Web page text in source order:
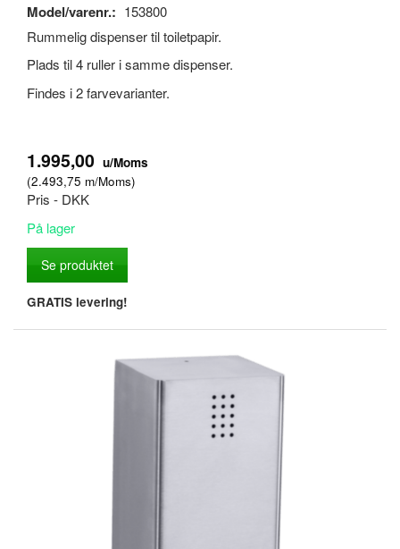
Model/varenr.: 153800
Rummelig dispenser til toiletpapir.
Plads til 4 ruller i samme dispenser.
Findes i 2 farvevarianter.
1.995,00 u/Moms
(2.493,75 m/Moms)
Pris - DKK
På lager
Se produktet
GRATIS levering!